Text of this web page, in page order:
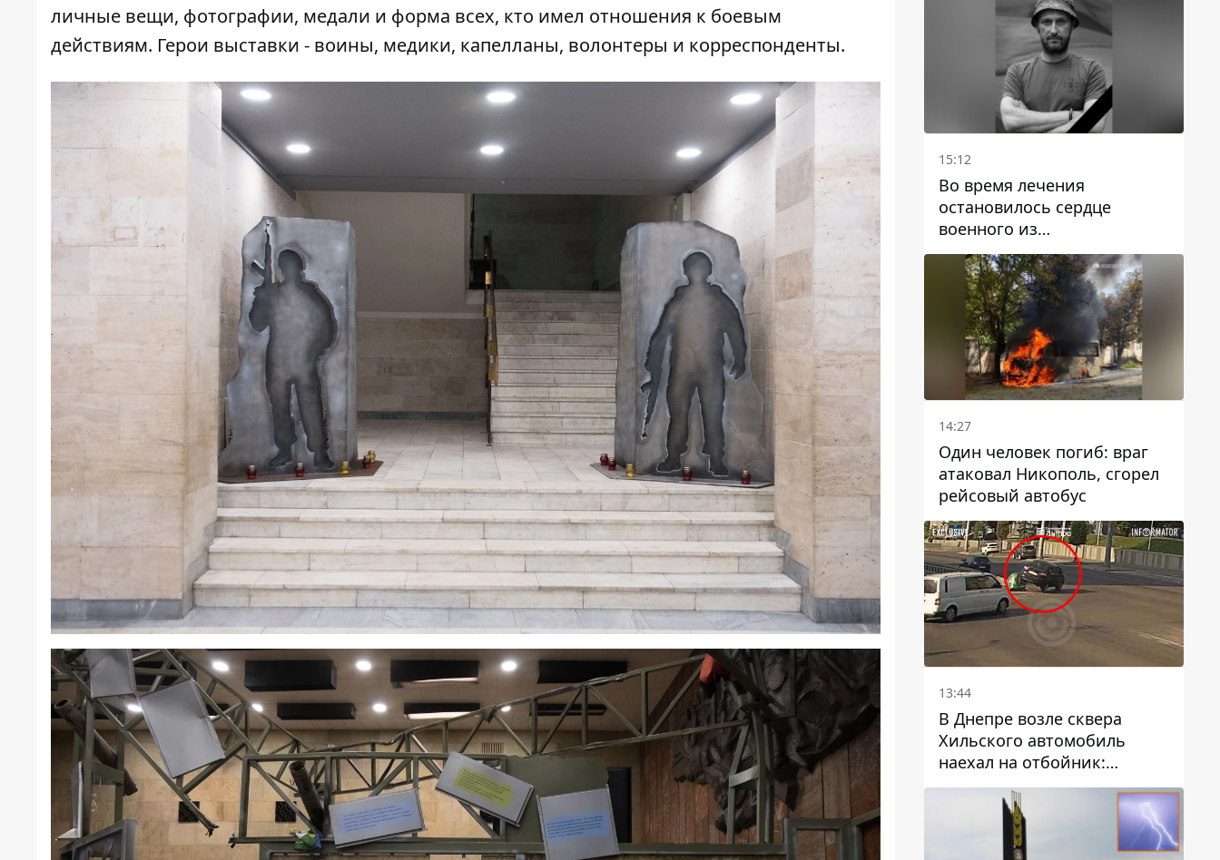
личные вещи, фотографии, медали и форма всех, кто имел отношения к боевым
действиям. Герои выставки - воины, медики, капелланы, волонтеры и корреспонденты.
15:12
Во время лечения
остановилось сердце
военного из
Днепропетровской области
Ростислава Лупашко
14:27
Один человек погиб: враг
атаковал Никополь, сгорел
рейсовый автобус
13:44
В Днепре возле сквера
Хильского автомобиль
наехал на отбойник:
момент происшествия